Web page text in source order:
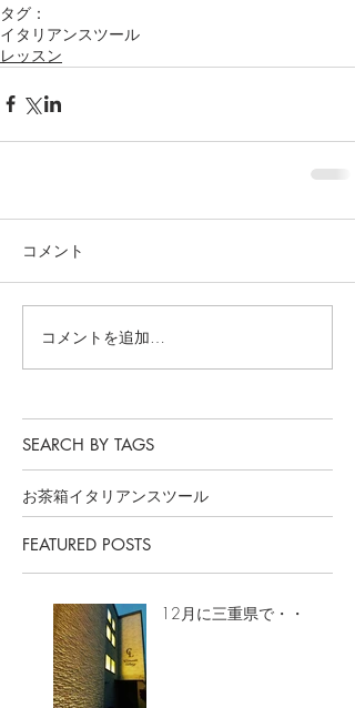
SEARCH BY TAGS
FEATURED POSTS
タグ：
イタリアンスツール
レッスン
コメント
コメントを追加…
お茶箱イタリアンスツール
12月に三重県で・・